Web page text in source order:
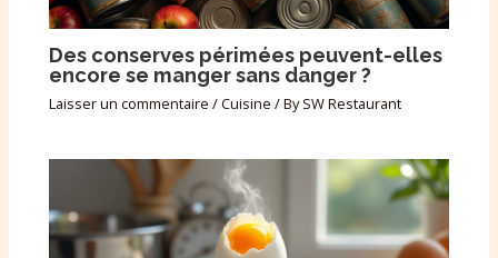
Des conserves périmées peuvent-elles
encore se manger sans danger ?
Laisser un commentaire /Cuisine / BySW Restaurant